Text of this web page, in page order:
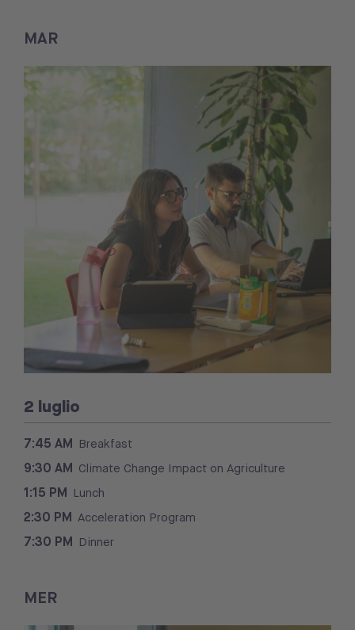
MAR
2 luglio
7:45 AM Breakfast
9:30 AM Climate Change Impact on Agriculture
1:15 PM Lunch
2:30 PM Acceleration Program
7:30 PM Dinner
MER